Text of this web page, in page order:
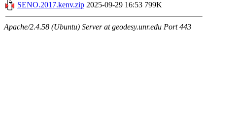
SENO.2017.kenv.zip 2025-09-29 16:53 799K
Apache/2.4.58 (Ubuntu) Server at geodesy.unr.edu Port 443